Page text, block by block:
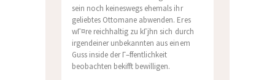
sein noch keineswegs ehemals ihr
geliebtes Ottomane abwenden. Eres
wГ¤re reichhaltig zu kГјhn sich durch
irgendeiner unbekannten aus einem
Guss inside der Г–ffentlichkeit
beobachten bekifft bewilligen.